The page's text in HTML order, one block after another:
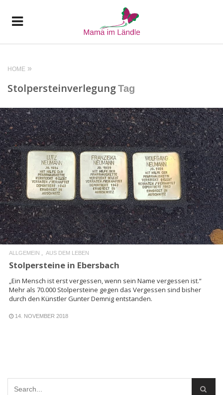
HOME
StolpersteinverlegungTag
READ MORE
ALLGEMEIN AUS DEM LEBEN
Stolpersteine in Ebersbach
„Ein Mensch ist erst vergessen, wenn sein Name vergessen ist.“
Mehr als 70.000 Stolpersteine gegen das Vergessen sind bisher
durch den Künstler Gunter Demnig entstanden.
14. NOVEMBER 2018